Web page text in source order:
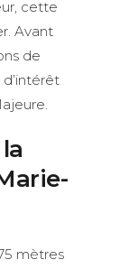
cette
Avant
de
mètres